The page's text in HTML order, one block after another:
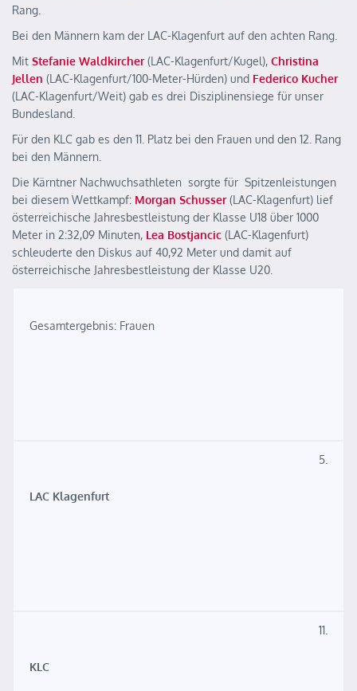
Rang.
Bei den Männern kam der LAC-Klagenfurt auf den achten Rang.
Mit Stefanie Waldkircher(LAC-Klagenfurt/Kugel), Christina
Jellen (LAC-Klagenfurt/100-Meter-Hürden) und Federico Kucher
(LAC-Klagenfurt/Weit) gab es drei Disziplinensiege für unser
Bundesland.
Für den KLC gab es den 11. Platz bei den Frauen und den 12. Rang
bei den Männern.
Die Kärntner Nachwuchsathleten sorgte für Spitzenleistungen
bei diesem Wettkampf: Morgan Schusser(LAC-Klagenfurt) lief
österreichische Jahresbestleistung der Klasse U18 über 1000
Meter in 2:32,09 Minuten, Lea Bostjancic (LAC-Klagenfurt)
schleuderte den Diskus auf 40,92 Meter und damit auf
österreichische Jahresbestleistung der Klasse U20.
Gesamtergebnis: Frauen
5.
LAC Klagenfurt
11.
KLC